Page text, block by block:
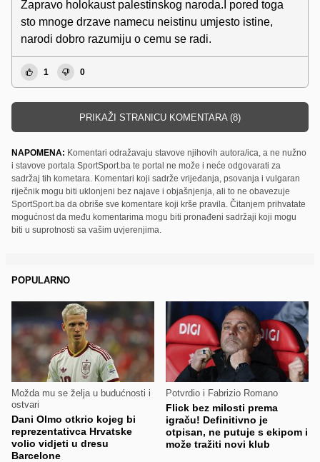
Zapravo holokaust palestinskog naroda.I pored toga
sto mnoge drzave namecu neistinu umjesto istine,
narodi dobro razumiju o cemu se radi.
1 0
PRIKAŽI STRANICU KOMENTARA (8)
NAPOMENA: Komentari odražavaju stavove njihovih autora/ica, a ne nužno
i stavove portala SportSport.ba te portal ne može i neće odgovarati za
sadržaj tih kometara. Komentari koji sadrže vrijeđanja, psovanja i vulgaran
riječnik mogu biti uklonjeni bez najave i objašnjenja, ali to ne obavezuje
SportSport.ba da obriše sve komentare koji krše pravila. Čitanjem prihvatate
mogućnost da među komentarima mogu biti pronađeni sadržaji koji mogu
biti u suprotnosti sa vašim uvjerenjima.
POPULARNO
Možda mu se želja u budućnosti i
ostvari
Dani Olmo otkrio kojeg bi
reprezentativca Hrvatske
volio vidjeti u dresu
Barcelone
Potvrdio i Fabrizio Romano
Flick bez milosti prema
igraču! Definitivno je
otpisan, ne putuje s ekipom i
može tražiti novi klub